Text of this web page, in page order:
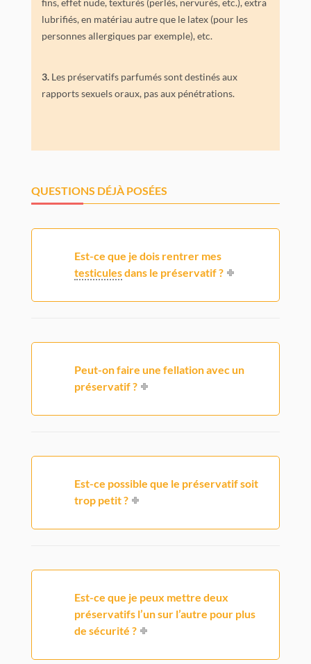
fins, effet nude, texturés (perlés, nervurés, etc.), extra
lubrifiés, en matériau autre que le latex (pour les
personnes allergiques par exemple), etc.
3. Les préservatifs parfumés sont destinés aux
rapports sexuels oraux, pas aux pénétrations.
QUESTIONS DÉJÀ POSÉES
Est-ce que je dois rentrer mes
testiculesdans le préservatif ?
Peut-on faire une fellation avec un
préservatif ?
Est-ce possible que le préservatif soit
trop petit ?
Est-ce que je peux mettre deux
préservatifs l’un sur l’autre pour plus
de sécurité ?